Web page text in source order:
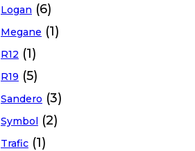
Logan (6)
Megane (1)
R12 (1)
R19 (5)
Sandero (3)
Symbol (2)
Trafic (1)